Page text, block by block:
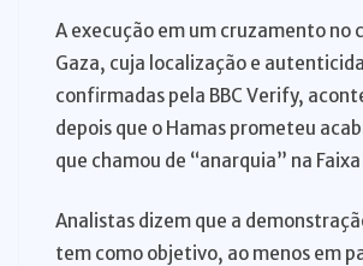
A execução em um cruzamento no
Gaza, cuja localização e
confirmadas pela BBC Verify,
depois que o Hamas prometeu
que chamou de “anarquia” na Faixa
Analistas dizem que a
tem como objetivo, ao menos em